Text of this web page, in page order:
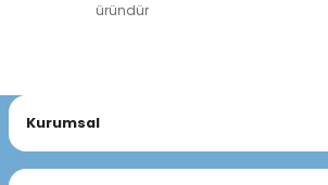
üründür
Kurumsal